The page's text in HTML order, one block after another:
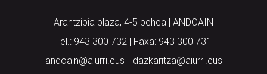
Arantzibia plaza, 4-5 behea | ANDOAIN
Tel.: 943 300 732 | Faxa: 943 300 731
andoain@aiurri.eus | idazkaritza@aiurri.eus